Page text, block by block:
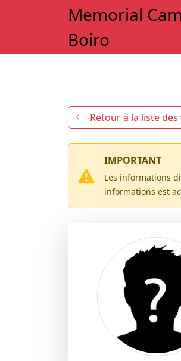
Memorial
Boiro
Retour à la liste
IMPORTANT
Les informations
informations est